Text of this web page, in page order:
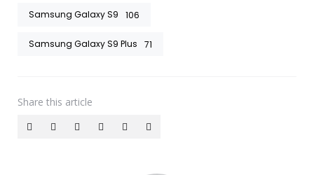
Samsung Galaxy S9 106
Samsung Galaxy S9 Plus 71
Share this article